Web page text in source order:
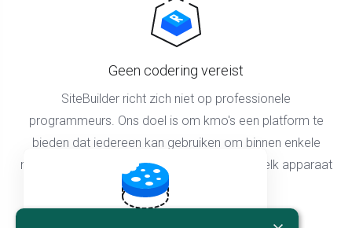
Geen codering vereist
SiteBuilder richt zich niet op professionele
programmeurs. Ons doel is om kmo's een platform te
bieden dat iedereen kan gebruiken om binnen enkele
minuten elegante websites te maken die op elk apparaat
werken.